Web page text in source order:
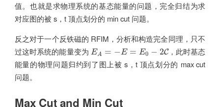
值。也就是求物理系统的基态能量的问题，完全归结为求
对应图的被 s，t 顶点划分的 min cut 问题。
反之对于一个反铁磁的 RFIM，分析和构造完全同理，只不
过这时系统的能量变为 EA = −E = E0 − 2C
EA =− =E 0− 2C
，此时基态
能量的物理问题归约到了图上被 s，t 顶点划分的 max cut
问题。
Max Cut and Min Cut